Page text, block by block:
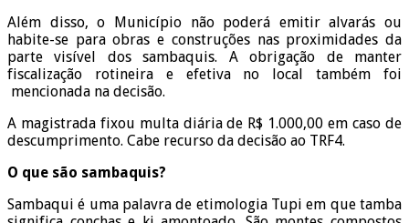
Além disso, o Município não poderá emitir alvarás ou
habite-se para obras e construções nas proximidades da
parte visível dos sambaquis. A obrigação de manter
fiscalização rotineira e efetiva no local também foi
mencionada na decisão.
A magistrada fixou multa diária de R$ 1.000,00 em caso de
descumprimento. Cabe recurso da decisão ao TRF4.
O que são sambaquis?
Sambaqui é uma palavra de etimologia Tupi em que tamba